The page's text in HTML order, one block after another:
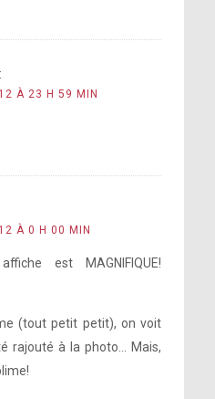
À 23 H 59 MIN
À 0 H 00 MIN
est MAGNIFIQUE!
(tout petit petit), on voit
rajouté à la photo… Mais,